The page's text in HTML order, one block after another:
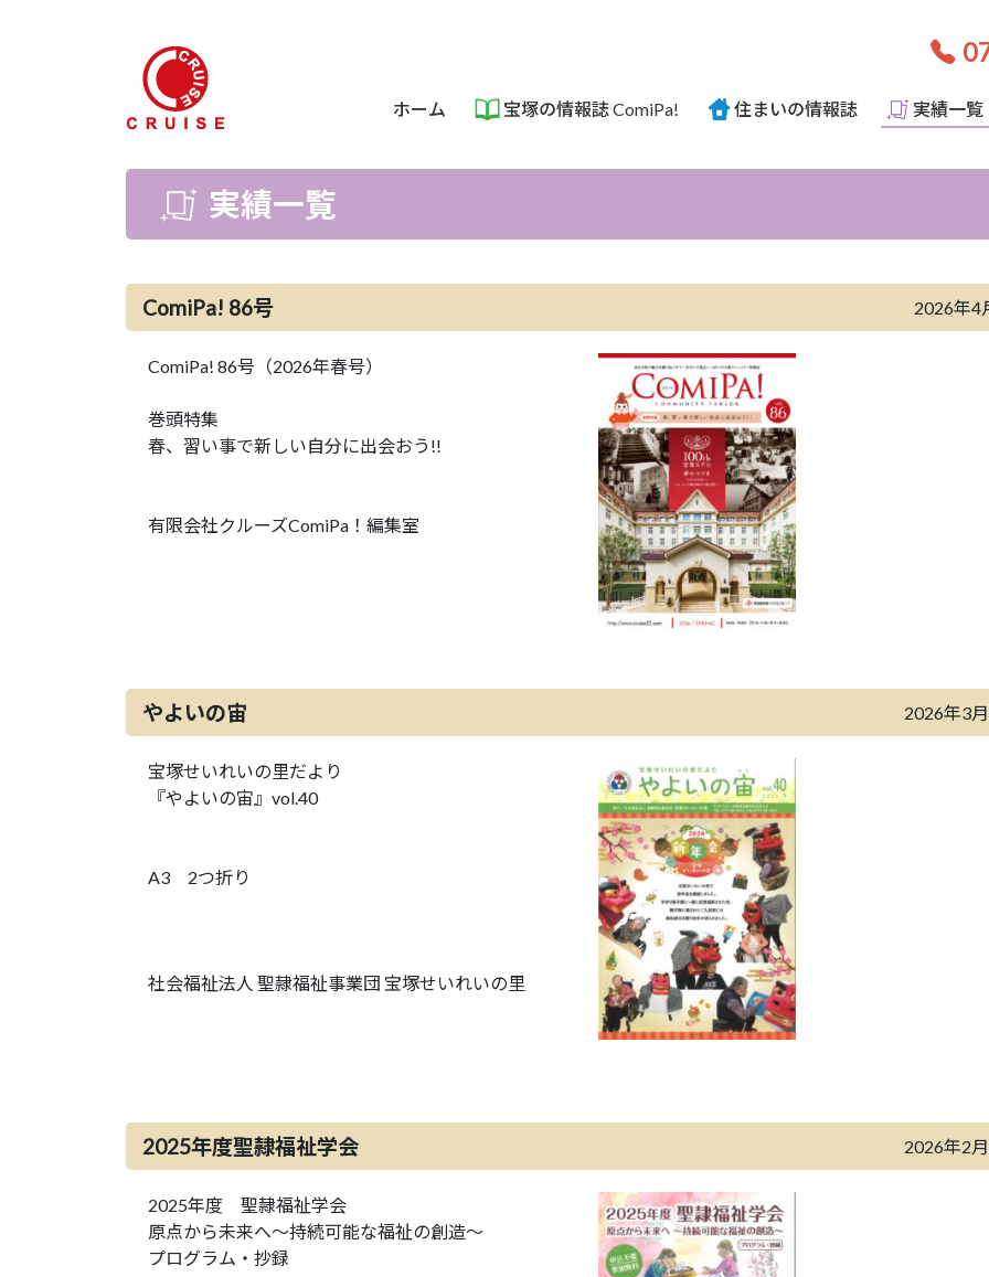
ホーム 宝塚の情報誌 ComiPa! 住まいの情報誌 実績一覧
実績一覧
ComiPa! 86号 2026年4
ComiPa! 86号（2026年春号）
巻頭特集
春、習い事で新しい自分に出会おう!!
有限会社クルーズComiPa！編集室
やよいの宙 2026年3
宝塚せいれいの里だより
『やよいの宙』vol.40
A3 2つ折り
社会福祉法人 聖隷福祉事業団 宝塚せいれいの里
2025年度聖隷福祉学会 2026年2
2025年度 聖隷福祉学会
原点から未来へ～持続可能な福祉の創造～
プログラム・抄録